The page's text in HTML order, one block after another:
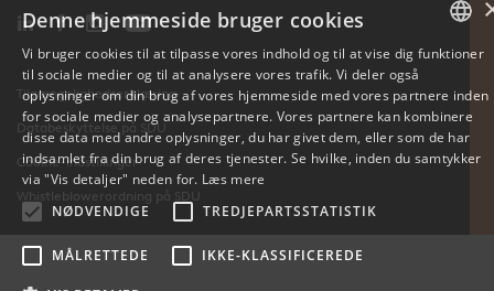
Tilgængelighedserklæring
Databeskyttelse på SDU
Cookie-indstillinger
Whistleblowerordning på SDU
ENGLISH
Denne hjemmeside bruger cookies
Vi bruger cookies til at tilpasse vores indhold og til at vise dig funktioner
til sociale medier og til at analysere vores trafik. Vi deler også
oplysninger om din brug af vores hjemmeside med vores partnere inden
for sociale medier og analysepartnere. Vores partnere kan kombinere
disse data med andre oplysninger, du har givet dem, eller som de har
indsamlet fra din brug af deres tjenester. Se hvilke, inden du samtykker
via "Vis detaljer" neden for. Læs mere
NØDVENDIGE
TREDJEPARTSSTATISTIK
MÅLRETTEDE IKKE-KLASSIFICEREDE